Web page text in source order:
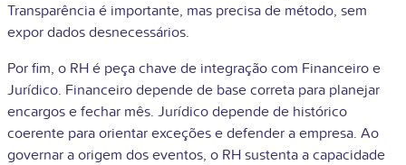
Transparência é importante, mas precisa de método, sem
expor dados desnecessários.
Por fim, o RH é peça chave de integração com Financeiro e
Jurídico. Financeiro depende de base correta para planejar
encargos e fechar mês. Jurídico depende de histórico
coerente para orientar exceções e defender a empresa. Ao
governar a origem dos eventos, o RH sustenta a capacidade